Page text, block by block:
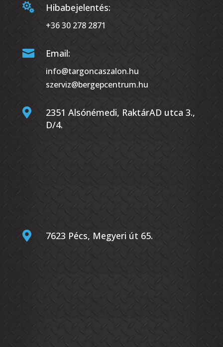
 Hibabejelentés:
+36 30 278 2871
 Email:
info@targoncaszalon.hu
szerviz@bergepcentrum.hu

2351 Alsónémedi, RaktárAD utca 3.,
D/4.
 7623 Pécs, Megyeri út 65.